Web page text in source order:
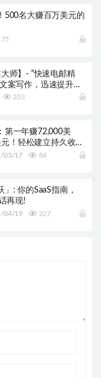
500名大赚百万美元的
师】- “快速电邮精
案写作，迅速提升你
203
第一年赚72,000美
！轻松建立持久收
03/17 84
」: 你的SaaS指南，
再现!
04/19 227